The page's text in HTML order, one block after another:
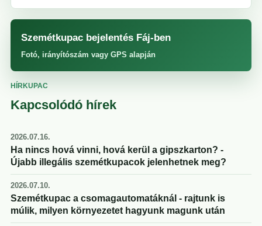
Szemétkupac bejelentés Fáj-ben
Fotó, irányítószám vagy GPS alapján
HÍRKUPAC
Kapcsolódó hírek
2026.07.16.
Ha nincs hová vinni, hová kerül a gipszkarton? -
Újabb illegális szemétkupacok jelenhetnek meg?
2026.07.10.
Szemétkupac a csomagautomatáknál - rajtunk is
múlik, milyen környezetet hagyunk magunk után